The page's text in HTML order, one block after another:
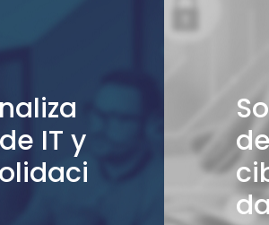
IT y
de